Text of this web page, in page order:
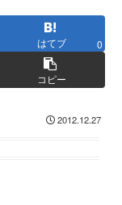
はてブ 0
コピー
2012.12.27